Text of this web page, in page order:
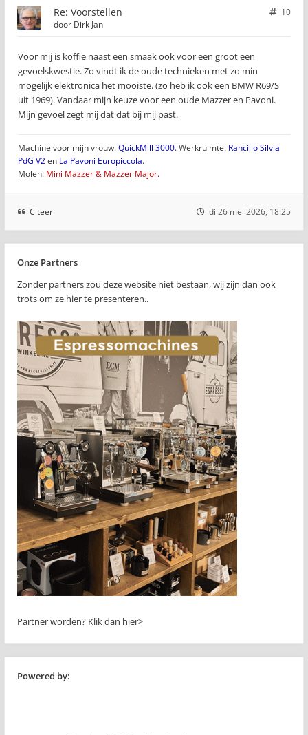
Re: Voorstellen
10
door Dirk Jan
Voor mij is koffie naast een smaak ook voor een groot een
gevoelskwestie. Zo vindt ik de oude technieken met zo min
mogelijk elektronica het mooiste. (zo heb ik ook een BMW R69/S
uit 1969). Vandaar mijn keuze voor een oude Mazzer en Pavoni.
Mijn gevoel zegt mij dat dat bij mij past.
Machine voor mijn vrouw:QuickMill 3000. Werkruimte: Rancilio Silvia
PdG V2en La Pavoni Europiccola.
Molen: Mini Mazzer & Mazzer Major.
Citeer di 26 mei 2026, 18:25
Onze Partners
Zonder partners zou deze website niet bestaan, wij zijn dan ook
trots om ze hier te presenteren..
Partner worden? Klik dan hier>
Powered by: